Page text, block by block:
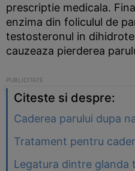
prescriptie medicala.
enzima din foliculul de
testosteronul in
cauzeaza pierderea
Citeste si despre:
Caderea parului dupa
Tratament pentru
Legatura dintre glanda